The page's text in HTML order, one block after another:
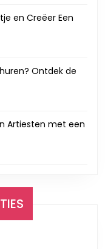
en Creëer Een
Ontdek de
Artiesten met een